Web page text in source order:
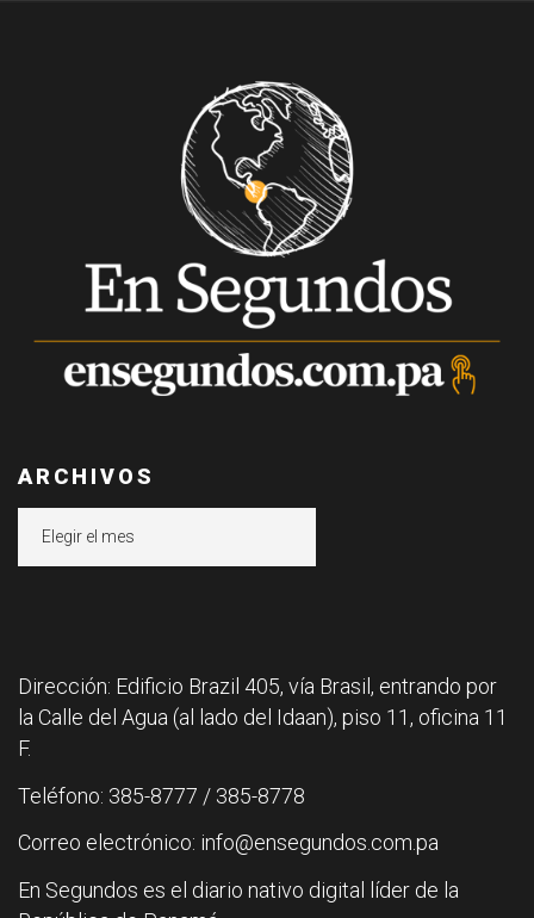
ARCHIVOS
Dirección: Edificio Brazil 405, vía Brasil, entrando por
la Calle del Agua (al lado del Idaan), piso 11, oficina 11
F.
Teléfono: 385-8777 / 385-8778
Correo electrónico: info@ensegundos.com.pa
En Segundos es el diario nativo digital líder de la